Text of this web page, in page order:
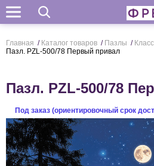
Поиск
Главная / Каталог товаров / Пазлы /
Пазл. PZL-500/78 Первый привал
Пазл. PZL-500/78
Под заказ (ориентировочный срок